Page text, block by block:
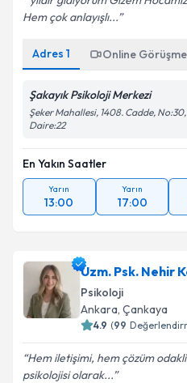
Hem çok anlayışlı...
Adres 1 Online Görüşme
Şakayık Psikoloji Merkezi
Şeker Mahallesi, 1408. Cadde,
Daire:22
En Yakın Saatler
Yarın
13:00
Yarın
17:00
Uzm. Psk. Nehir
Psikoloji
Ankara, Çankaya
4.9 (99
Hem iletişimi, hem çözüm odakli
psikolojisi olarak...